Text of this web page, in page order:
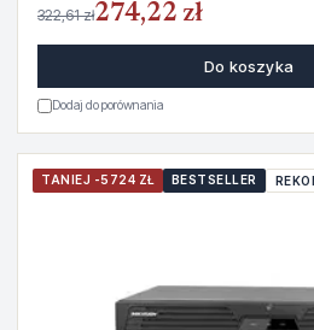
322,61 zł274,22 zł
Do koszyka
Dodaj do porównania
TANIEJ -5724 ZŁ BESTSELLER